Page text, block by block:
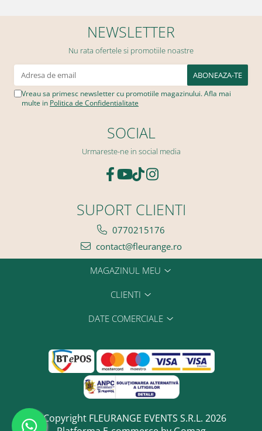
NEWSLETTER
Nu rata ofertele si promotiile noastre
Vreau sa primesc newsletter cu promotiile magazinului. Afla mai
multe in Politica de Confidentialitate
SOCIAL
Urmareste-ne in social media
SUPORT CLIENTI
0770215176
contact@fleurange.ro
MAGAZINUL MEU
CLIENTI
DATE COMERCIALE
©Copyright FLEURANGE EVENTS S.R.L. 2026